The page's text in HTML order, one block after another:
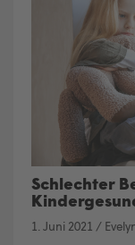
Schlechter
1. Juni 2021 /